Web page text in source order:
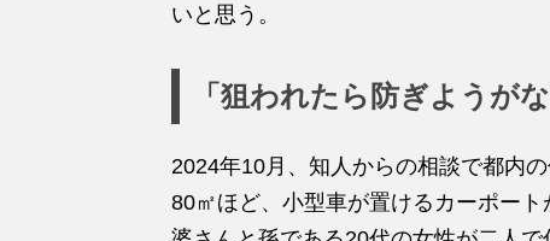
いと思う。
「狙われたら防ぎようが
2024年10月、知人からの相談で都内
80㎡ほど、小型車が置けるカーポー